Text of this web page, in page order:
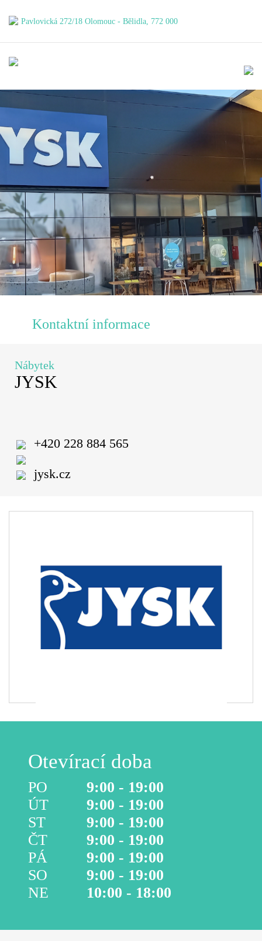
Pavlovická 272/18 Olomouc - Bělidla, 772 000
Kontaktní informace
Nábytek
JYSK
+420 228 884 565
jysk.cz
Otevírací doba
PO
9:00 - 19:00
ÚT
9:00 - 19:00
ST
9:00 - 19:00
ČT
9:00 - 19:00
PÁ
9:00 - 19:00
SO
9:00 - 19:00
NE
10:00 - 18:00